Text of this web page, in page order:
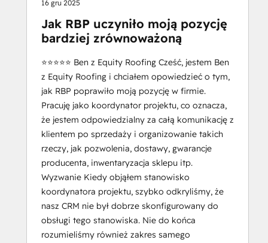
16 gru 2025
Jak RBP uczyniło moją pozycję
bardziej zrównoważoną
⭐️⭐️⭐️⭐️⭐️ Ben z Equity Roofing Cześć, jestem Ben
z Equity Roofing i chciałem opowiedzieć o tym,
jak RBP poprawiło moją pozycję w firmie.
Pracuję jako koordynator projektu, co oznacza,
że jestem odpowiedzialny za całą komunikację z
klientem po sprzedaży i organizowanie takich
rzeczy, jak pozwolenia, dostawy, gwarancje
producenta, inwentaryzacja sklepu itp.
Wyzwanie Kiedy objąłem stanowisko
koordynatora projektu, szybko odkryliśmy, że
nasz CRM nie był dobrze skonfigurowany do
obsługi tego stanowiska. Nie do końca
rozumieliśmy również zakres samego